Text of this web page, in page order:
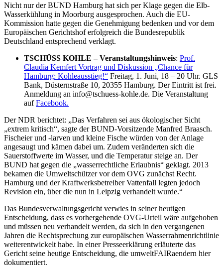
Nicht nur der BUND Hamburg hat sich per Klage gegen die Elb-
Wasserkühlung in Moorburg ausgesprochen. Auch die EU-
Kommission hatte gegen die Genehmigung bedenken und vor dem
Europäischen Gerichtshof erfolgreich die Bundesrepublik
Deutschland entsprechend verklagt.
TSCHÜSS KOHLE – Veranstaltungshinweis: Prof.
Claudia Kemfert Vortrag und Diskussion „Chance für
Hamburg: Kohleausstieg!“ Freitag, 1. Juni, 18 – 20 Uhr. GLS
Bank, Düsternstraße 10, 20355 Hamburg. Der Eintritt ist frei.
Anmeldung an info@tschuess-kohle.de. Die Veranstaltung
aufFacebook.
Der NDR berichtet: „Das Verfahren sei aus ökologischer Sicht
„extrem kritisch“, sagte der BUND-Vorsitzende Manfred Braasch.
Fischeier und -larven und kleine Fische würden von der Anlage
angesaugt und kämen dabei um. Zudem veränderten sich die
Sauerstoffwerte im Wasser, und die Temperatur steige an. Der
BUND hat gegen die „wasserrechtliche Erlaubnis“ geklagt. 2013
bekamen die Umweltschützer vor dem OVG zunächst Recht.
Hamburg und der Kraftwerksbetreiber Vattenfall legten jedoch
Revision ein, über die nun in Leipzig verhandelt wurde.“
Das Bundesverwaltungsgericht verwies in seiner heutigen
Entscheidung, dass es vorhergehende OVG-Urteil wäre aufgehoben
und müssen neu verhandelt werden, da sich in den vergangenen
Jahren die Rechtsprechung zur europäischen Wasserrahmenrichtlinie
weiterentwickelt habe. In einer Presseerklärung erläuterte das
Gericht seine heutige Entscheidung, die umweltFAIRaendern hier
dokumentiert.